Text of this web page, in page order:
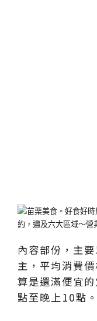
內容部份，主
主，平均消費
算是還滿便宜
點至晚上10點。